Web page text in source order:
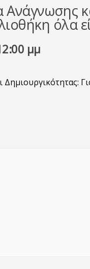
Ανάγνωσης
όλα
μμ